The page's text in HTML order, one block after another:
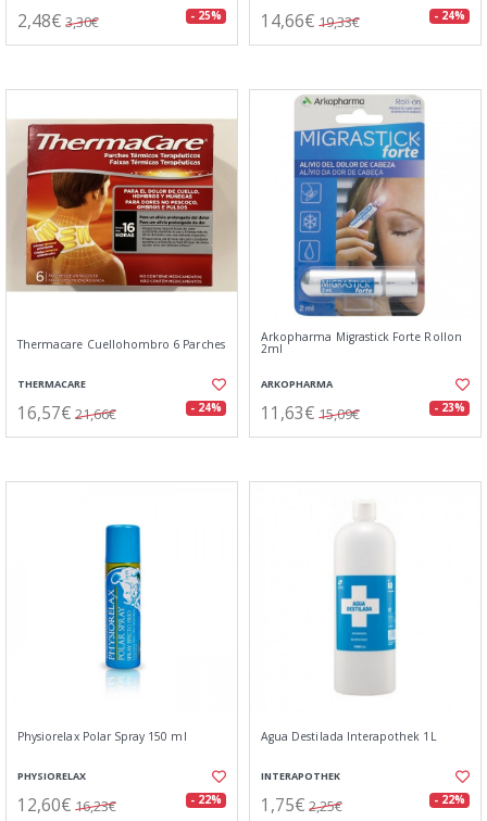
2,48€ 3,30€ - 25% 14,66€ 19,33€ - 24%
Thermacare Cuellohombro 6 Parches
THERMACARE
16,57€ 21,66€ - 24%
Arkopharma Migrastick Forte Rollon
2ml
ARKOPHARMA
11,63€ 15,09€ - 23%
Physiorelax Polar Spray 150 ml
PHYSIORELAX
12,60€ 16,23€ - 22%
Agua Destilada Interapothek 1L
INTERAPOTHEK
1,75€ 2,25€ - 22%